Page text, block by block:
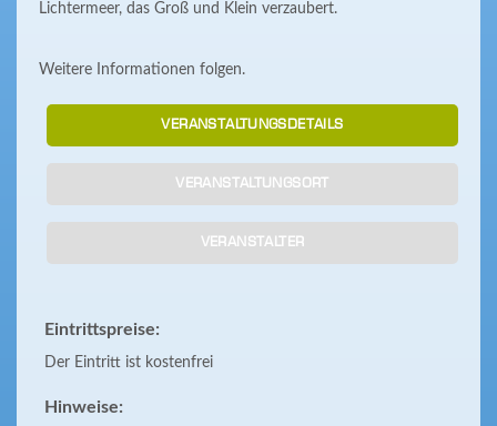
Lichtermeer, das Groß und Klein verzaubert.
Weitere Informationen folgen.
VERANSTALTUNGSDETAILS
VERANSTALTUNGSORT
VERANSTALTER
Eintrittspreise:
Der Eintritt ist kostenfrei
Hinweise: